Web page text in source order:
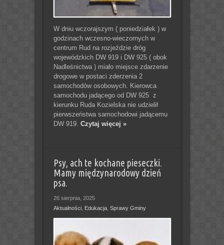
W dniu wczorajszym ( poniedziałek ) w
godzinach wczesno-wieczornych w
centrum Rud na rozjeździe dróg
wojewódzkich DW 919 i DW 925 ( obok
Nadleśnictwa ) miało miejsce zdarzenie
drogowe w postaci zderzenia 2
samochodów osobowych. Kierowca
samochodu jadącego od DW 925 z
kierunku Ruda Kozielska nie udzielił
pierwszeństwa samochodowi jadącemu
DW 919. Czytaj więcej »
Psy, ach te kochane pieseczki.
Mamy międzynarodowy dzień
psa.
26 sierpnia, 2025
Aktualności, Edukacja, Sprawy Gminy